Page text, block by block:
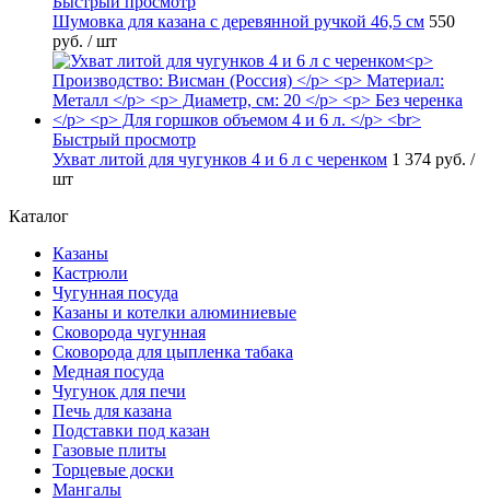
Шумовка для казана с деревянной ручкой 46,5 см 550
руб. / шт
Быстрый просмотр
Ухват литой для чугунков 4 и 6 л с черенком 1 374 руб. /
шт
Каталог
Казаны
Кастрюли
Чугунная посуда
Казаны и котелки алюминиевые
Сковорода чугунная
Сковорода для цыпленка табака
Медная посуда
Чугунок для печи
Печь для казана
Подставки под казан
Газовые плиты
Торцевые доски
Мангалы